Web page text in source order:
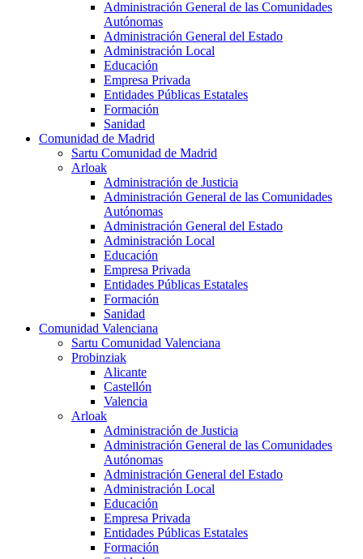
Administración General de las Comunidades
Autónomas
Administración General del Estado
Administración Local
Educación
Empresa Privada
Entidades Públicas Estatales
Formación
Sanidad
Comunidad de Madrid
Sartu Comunidad de Madrid
Arloak
Administración de Justicia
Administración General de las Comunidades
Autónomas
Administración General del Estado
Administración Local
Educación
Empresa Privada
Entidades Públicas Estatales
Formación
Sanidad
Comunidad Valenciana
Sartu Comunidad Valenciana
Probinziak
Alicante
Castellón
Valencia
Arloak
Administración de Justicia
Administración General de las Comunidades
Autónomas
Administración General del Estado
Administración Local
Educación
Empresa Privada
Entidades Públicas Estatales
Formación